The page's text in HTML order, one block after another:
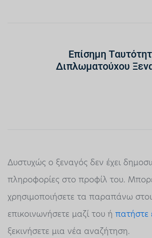
Επίσημη
Διπλωματούχου
Δυστυχώς ο ξεναγός δεν έχει
πληροφορίες στο προφίλ του.
χρησιμοποιήσετε τα παραπάνω
επικοινωνήσετε μαζί του ή πατήστε
ξεκινήσετε μια νέα αναζήτηση.